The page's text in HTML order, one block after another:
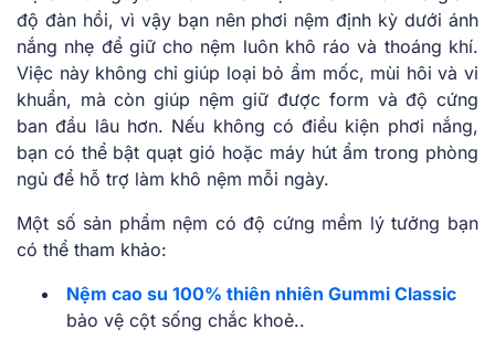
độ đàn hồi, vì vậy bạn nên phơi nệm định kỳ dưới ánh
nắng nhẹ để giữ cho nệm luôn khô ráo và thoáng khí.
Việc này không chỉ giúp loại bỏ ẩm mốc, mùi hôi và vi
khuẩn, mà còn giúp nệm giữ được form và độ cứng
ban đầu lâu hơn. Nếu không có điều kiện phơi nắng,
bạn có thể bật quạt gió hoặc máy hút ẩm trong phòng
ngủ để hỗ trợ làm khô nệm mỗi ngày.
Một số sản phẩm nệm có độ cứng mềm lý tưởng bạn
có thể tham khảo:
Nệm cao su 100% thiên nhiên Gummi Classic
bảo vệ cột sống chắc khoẻ..